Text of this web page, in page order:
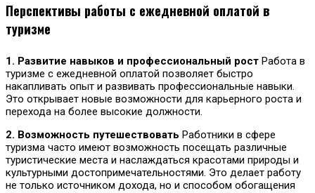
Перспективы работы с ежедневной оплатой в
туризме
1. Развитие навыков и профессиональный рост Работа в
туризме с ежедневной оплатой позволяет быстро
накапливать опыт и развивать профессиональные навыки.
Это открывает новые возможности для карьерного роста и
перехода на более высокие должности.
2. Возможность путешествовать Работники в сфере
туризма часто имеют возможность посещать различные
туристические места и наслаждаться красотами природы и
культурными достопримечательностями. Это делает работу
не только источником дохода, но и способом обогащения